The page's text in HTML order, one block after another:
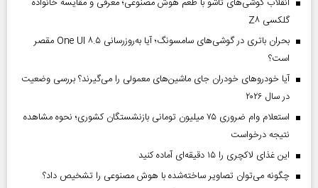
گلکسی Z۸
بحران باتری در گوشی‌های سامسونگ؛ آیا به‌روزرسانی One UI ۸.۵ مقصر
است؟
آیا خودروهای خودران جای ماشین‌های معمولی را می‌گیرند؟ بررسی وضعیت
در سال ۲۰۲۶
استعلام وام ضروری ۷۵ میلیون تومانی بازنشستگان کشوری؛ نحوه مشاهده
نتیجه درخواست
این غذای لاکچری را ۱۵ دقیقه‌ای آماده کنید
چگونه می‌توان تصاویر ساخته‌شده با هوش مصنوعی را تشخیص داد؟